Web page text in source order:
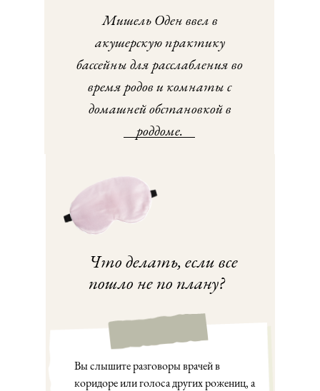
Мишель Оден ввел в
акушерскую практику
бассейны для расслабления во
время родов и комнаты с
домашней обстановкой в
роддоме.
Что делать, если все
пошло не по плану?
Вы слышите разговоры врачей в
коридоре или голоса других рожениц, а